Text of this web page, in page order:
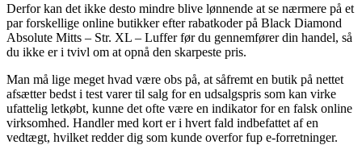
Derfor kan det ikke desto mindre blive lønnende at se nærmere på et
par forskellige online butikker efter rabatkoder på Black Diamond
Absolute Mitts – Str. XL – Luffer før du gennemfører din handel, så
du ikke er i tvivl om at opnå den skarpeste pris.
Man må lige meget hvad være obs på, at såfremt en butik på nettet
afsætter bedst i test varer til salg for en udsalgspris som kan virke
ufattelig letkøbt, kunne det ofte være en indikator for en falsk online
virksomhed. Handler med kort er i hvert fald indbefattet af en
vedtægt, hvilket redder dig som kunde overfor fup e-forretninger.